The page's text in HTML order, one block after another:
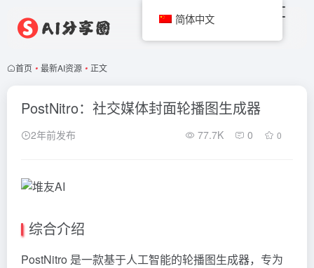
首页 • 最新AI资源 • 正文
PostNitro：社交媒体封面轮播图生成器
2年前发布 77.7K 0 0
综合介绍
PostNitro 是一款基于人工智能的轮播图生成器，专为
简体中文